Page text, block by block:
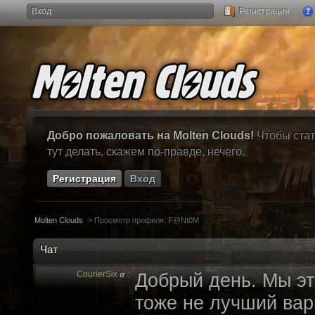
Вход Регистрация
Добро пожаловать на Molten Clouds! Чтобы
тут делать, скажем по-правде, нечего.
Регистрация Вход
Molten Clouds > Просмотр профиля: F@Nt0M
Чат
CourierSix : Добрый день. Мы
тоже не лучший